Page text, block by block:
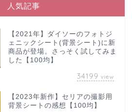
人気記事
【2021年】ダイソーのフォトジ
ェニックシート(背景シート)に新
商品が登場。さっそく試してみま
した【100均】
34199 view
【2023年新作】セリアの撮影用
背景シートの感想【100均】